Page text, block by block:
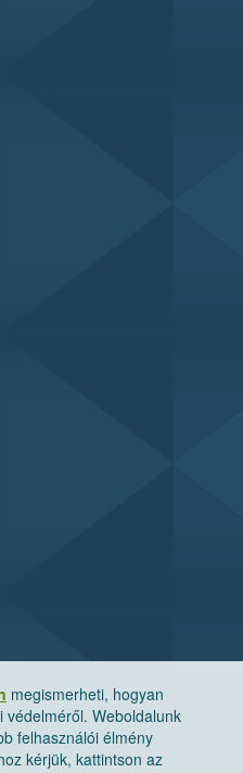
megismerheti, hogyan
Weboldalunk
felhasználói élmény
kérjük, kattintson az